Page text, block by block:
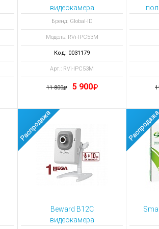
видеокамера
Бренд: Global-ID
Модель: RVi-IPC53M
Код: 0031179
Арт.: RVi-IPC53M
11 800 5 900
Beward B12C
видеокамера